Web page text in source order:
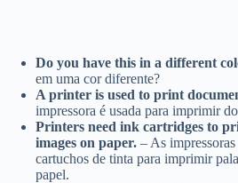
Do you have this in a different
em uma cor diferente?
A printer is used to print
impressora é usada para imprimir
Printers need ink cartridges to
images on paper. – As
cartuchos de tinta para imprimir
papel.